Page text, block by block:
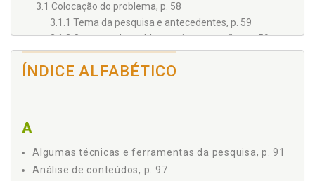
3.1 Colocação do problema, p. 58
3.1.1 Tema da pesquisa e antecedentes, p. 59
3.1.2 Contexto do problema e interrogações, p. 59
3.1.3 Delimitação do problema, p. 60
3.1.4 Justificativa e originalidade, p. 61
3.3 Objetivos, p. 63
3.3.1 Objetivos Gerais, p. 64
ÍNDICE ALFABÉTICO
A
Algumas técnicas e ferramentas da pesquisa, p. 91
Análise de conteúdos, p. 97